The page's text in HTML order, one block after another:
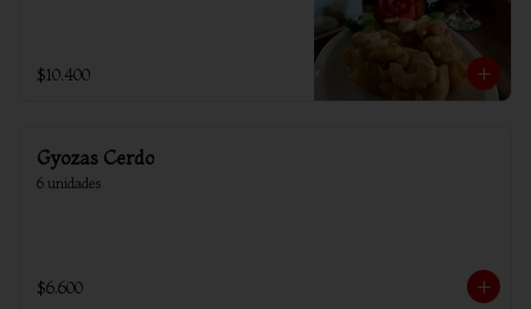
$10.400
Gyozas Cerdo
6 unidades
$6.600